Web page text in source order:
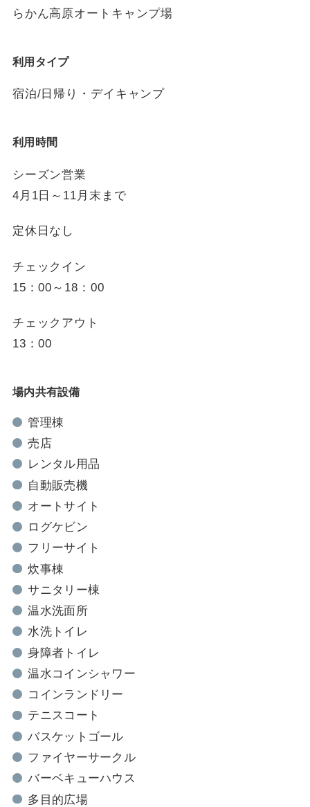
らかん高原オートキャンプ場
利用タイプ
宿泊/日帰り・デイキャンプ
利用時間
シーズン営業
4月1日～11月末まで
定休日なし
チェックイン
15：00～18：00
チェックアウト
13：00
場内共有設備
管理棟
売店
レンタル用品
自動販売機
オートサイト
ログケビン
フリーサイト
炊事棟
サニタリー棟
温水洗面所
水洗トイレ
身障者トイレ
温水コインシャワー
コインランドリー
テニスコート
バスケットゴール
ファイヤーサークル
バーベキューハウス
多目的広場